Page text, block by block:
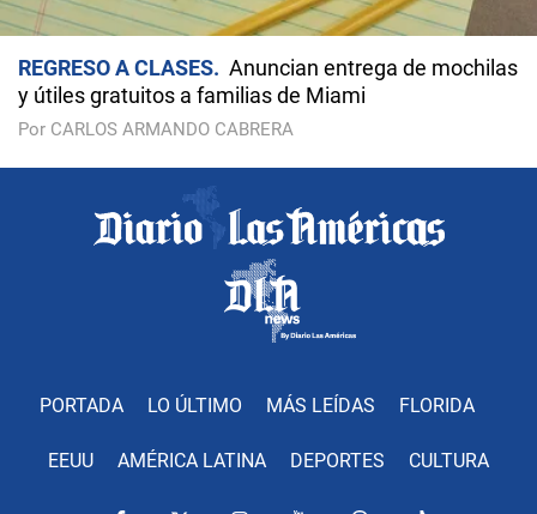
REGRESO A CLASES
Anuncian entrega de mochilas
y útiles gratuitos a familias de Miami
Por CARLOS ARMANDO CABRERA
PORTADA LO ÚLTIMO MÁS LEÍDAS FLORIDA
EEUU AMÉRICA LATINA DEPORTES CULTURA